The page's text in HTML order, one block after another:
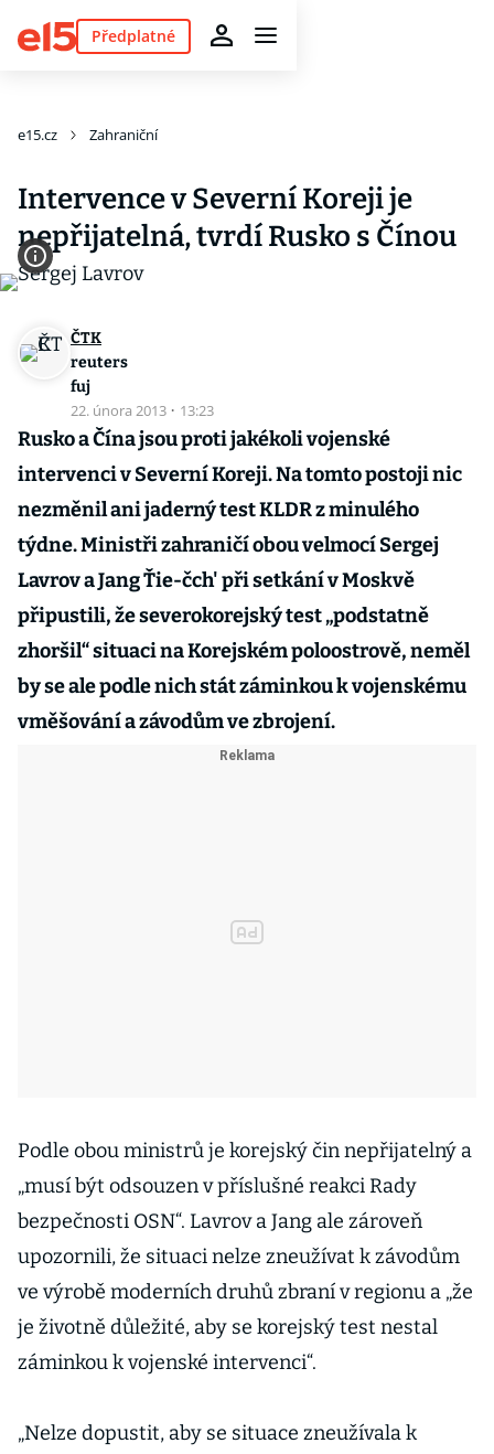
Předplatné
e15.cz Zahraniční
Intervence v Severní Koreji je
nepřijatelná, tvrdí Rusko s Čínou
ČTK
reuters
fuj
22. února 2013 · 13:23
Rusko a Čína jsou proti jakékoli vojenské
intervenci v Severní Koreji. Na tomto postoji nic
nezměnil ani jaderný test KLDR z minulého
týdne. Ministři zahraničí obou velmocí Sergej
Lavrov a Jang Ťie-čch' při setkání v Moskvě
připustili, že severokorejský test „podstatně
zhoršil“ situaci na Korejském poloostrově, neměl
by se ale podle nich stát záminkou k vojenskému
vměšování a závodům ve zbrojení.
Podle obou ministrů je korejský čin nepřijatelný a
„musí být odsouzen v příslušné reakci Rady
bezpečnosti OSN“. Lavrov a Jang ale zároveň
upozornili, že situaci nelze zneužívat k závodům
ve výrobě moderních druhů zbraní v regionu a „že
je životně důležité, aby se korejský test nestal
záminkou k vojenské intervenci“.
„Nelze dopustit, aby se situace zneužívala k